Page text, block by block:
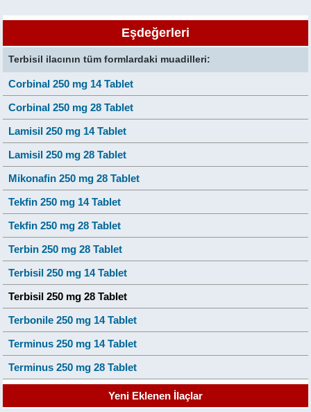
Eşdeğerleri
Terbisil ilacının tüm formlardaki muadilleri:
Corbinal 250 mg 14 Tablet
Corbinal 250 mg 28 Tablet
Lamisil 250 mg 14 Tablet
Lamisil 250 mg 28 Tablet
Mikonafin 250 mg 28 Tablet
Tekfin 250 mg 14 Tablet
Tekfin 250 mg 28 Tablet
Terbin 250 mg 28 Tablet
Terbisil 250 mg 14 Tablet
Terbisil 250 mg 28 Tablet
Terbonile 250 mg 14 Tablet
Terminus 250 mg 14 Tablet
Terminus 250 mg 28 Tablet
Yeni Eklenen İlaçlar